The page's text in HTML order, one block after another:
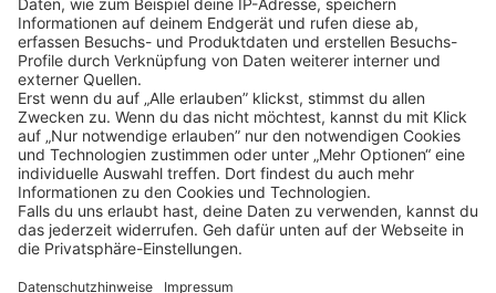
SOCIAL
NEWSLETTER
BESUCHEN SIE UNS
Alle Preise inkl. gesetzl. Mehrwertsteuer zzgl. Versandkosten und ggf.
Nachnahmegebühren, wenn nicht anders angegeben.